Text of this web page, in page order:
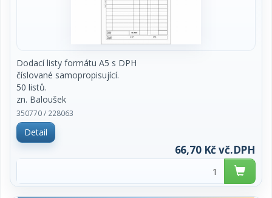
Dodací listy formátu A5 s DPH
číslované samopropisující.
50 listů.
zn. Baloušek
cena za blok
350770 / 228063
Detail
66,70 Kč vč.DPH